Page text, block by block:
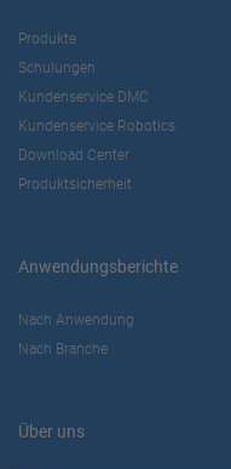
Produkte
Schulungen
Kundenservice DMC
Kundenservice Robotics
Download Center
Produktsicherheit
Anwendungsberichte
Nach Anwendung
Nach Branche
Über uns